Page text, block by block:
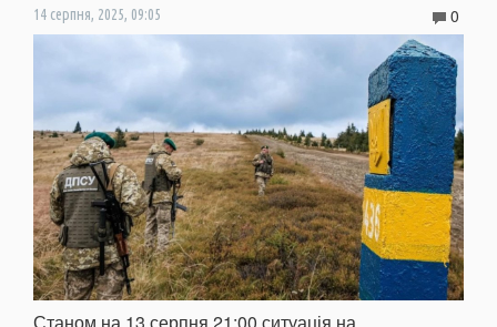
14 серпня, 2025, 09:05 0